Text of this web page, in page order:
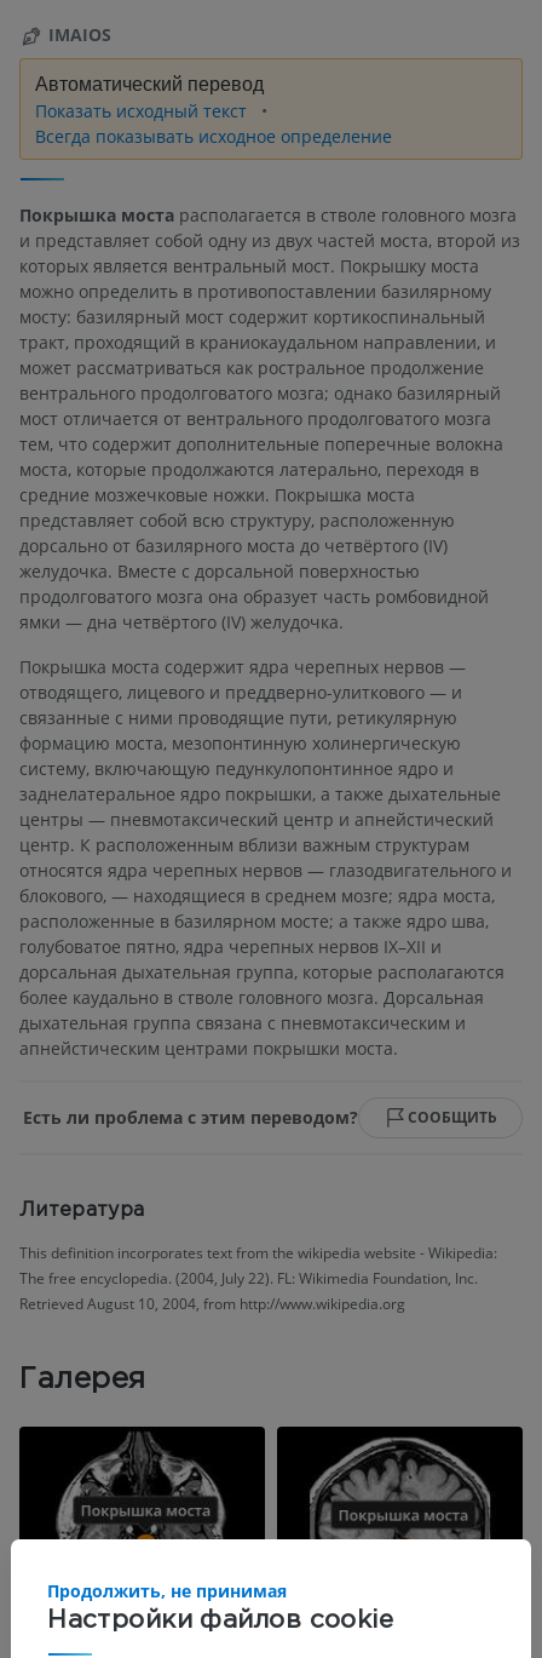
IMAIOS
Автоматический перевод
Показать исходный текст
Всегда показывать исходное определение
Покрышка моста располагается в стволе головного мозга
и представляет собой одну из двух частей моста, второй из
которых является вентральный мост. Покрышку моста
можно определить в противопоставлении базилярному
мосту: базилярный мост содержит кортикоспинальный
тракт, проходящий в краниокаудальном направлении, и
может рассматриваться как ростральное продолжение
вентрального продолговатого мозга; однако базилярный
мост отличается от вентрального продолговатого мозга
тем, что содержит дополнительные поперечные волокна
моста, которые продолжаются латерально, переходя в
средние мозжечковые ножки. Покрышка моста
представляет собой всю структуру, расположенную
дорсально от базилярного моста до четвёртого (IV)
желудочка. Вместе с дорсальной поверхностью
продолговатого мозга она образует часть ромбовидной
ямки — дна четвёртого (IV) желудочка.
Покрышка моста содержит ядра черепных нервов —
отводящего, лицевого и преддверно-улиткового — и
связанные с ними проводящие пути, ретикулярную
формацию моста, мезопонтинную холинергическую
систему, включающую педункулопонтинное ядро и
заднелатеральное ядро покрышки, а также дыхательные
центры — пневмотаксический центр и апнейстический
центр. К расположенным вблизи важным структурам
относятся ядра черепных нервов — глазодвигательного и
блокового, — находящиеся в среднем мозге; ядра моста,
расположенные в базилярном мосте; а также ядро шва,
голубоватое пятно, ядра черепных нервов IX–XII и
дорсальная дыхательная группа, которые располагаются
более каудально в стволе головного мозга. Дорсальная
дыхательная группа связана с пневмотаксическим и
апнейстическим центрами покрышки моста.
Есть ли проблема с этим переводом? СООБЩИТЬ
Литература
This definition incorporates text from the wikipedia website - Wikipedia:
The free encyclopedia. (2004, July 22). FL: Wikimedia Foundation, Inc.
Retrieved August 10, 2004, from http://www.wikipedia.org
Галерея
Настройки файлов cookie
Продолжить, не принимая